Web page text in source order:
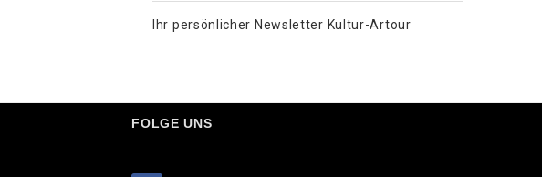
Ihr persönlicher Newsletter Kultur-Artour
FOLGE UNS